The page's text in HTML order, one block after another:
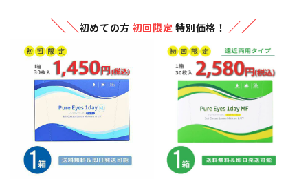
＼＼ 初めての方 初回限定特別価格！ ／／